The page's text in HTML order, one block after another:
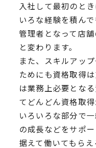
入社して最初のと
いろな経験を積ん
管理者となって店
と変わります。
また、スキルアッ
ためにも資格取得
は業務上必要とな
てどんどん資格取得
いろいろな部分で
の成長などをサポ
据えて働いてもらえ